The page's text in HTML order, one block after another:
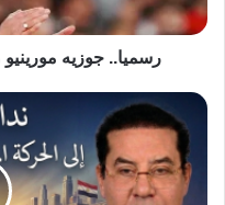
2029
رسميا.. جوزيه مورينيو
د.أيمن
يوجّه
نداءً
للحركة